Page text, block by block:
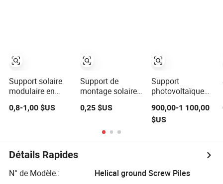
Support solaire
modulaire en
d'aluminium
0,8-1,00 $US
Support de
montage solaire
pour systèmes
efficaces
0,25 $US
Support
photovoltaïque
lampadaire
solaire à
poteau,
900,00-1 100,00
$US
Détails Rapides
N° de Modèle.:
Helical ground Screw Piles